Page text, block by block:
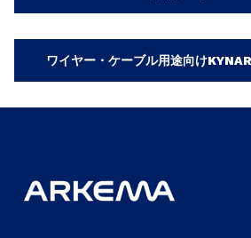
ワイヤー・ケーブル用途向け